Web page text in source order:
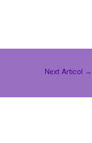
Next Articol →